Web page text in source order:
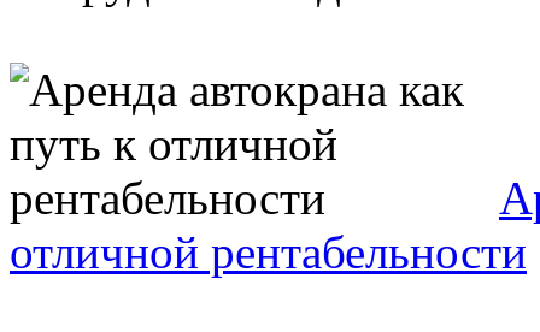
отличной рентабельности